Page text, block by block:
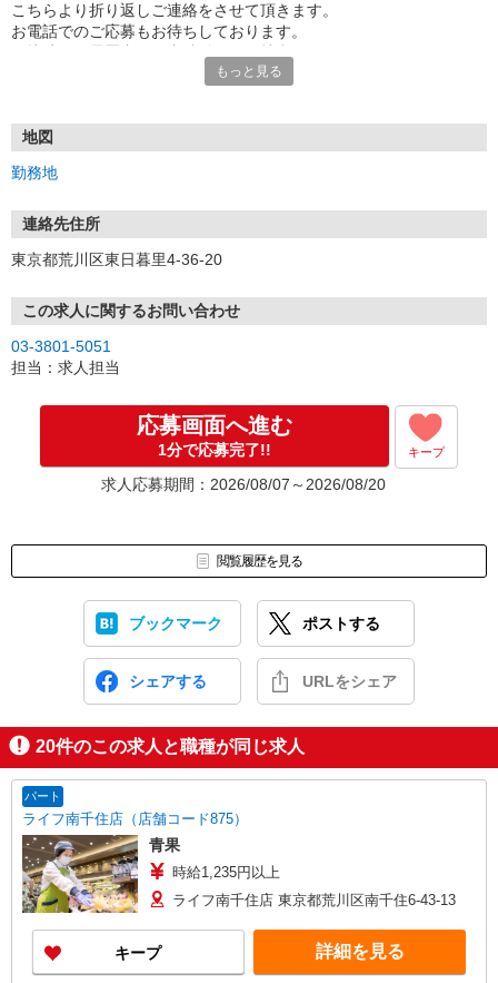
こちらより折り返しご連絡をさせて頂きます。
お電話でのご応募もお待ちしております。
もっと見る
地図
勤務地
連絡先住所
東京都荒川区東日暮里4-36-20
この求人に関するお問い合わせ
03-3801-5051
担当：求人担当
応募画面へ進む
1分で応募完了!! キープ
求人応募期間：2026/08/07～2026/08/20
閲覧履歴を見る
ブックマーク ポストする
シェアする URLをシェア
20件のこの求人と職種が同じ求人
パート
ライフ南千住店（店舗コード875）
青果
時給1,235円以上
ライフ南千住店 東京都荒川区南千住6-43-13
キープ 詳細を見る